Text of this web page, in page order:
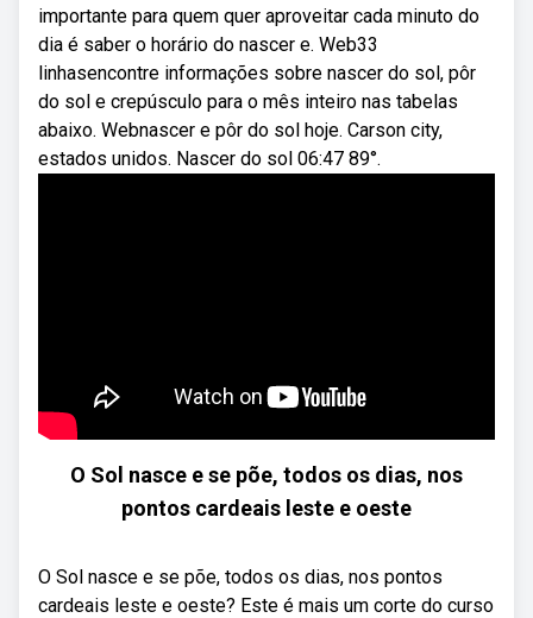
importante para quem quer aproveitar cada minuto do
dia é saber o horário do nascer e. Web33
linhasencontre informações sobre nascer do sol, pôr
do sol e crepúsculo para o mês inteiro nas tabelas
abaixo. Webnascer e pôr do sol hoje. Carson city,
estados unidos. Nascer do sol 06:47 89°.
O Sol nasce e se põe, todos os dias, nos
pontos cardeais leste e oeste
O Sol nasce e se põe, todos os dias, nos pontos
cardeais leste e oeste? Este é mais um corte do curso